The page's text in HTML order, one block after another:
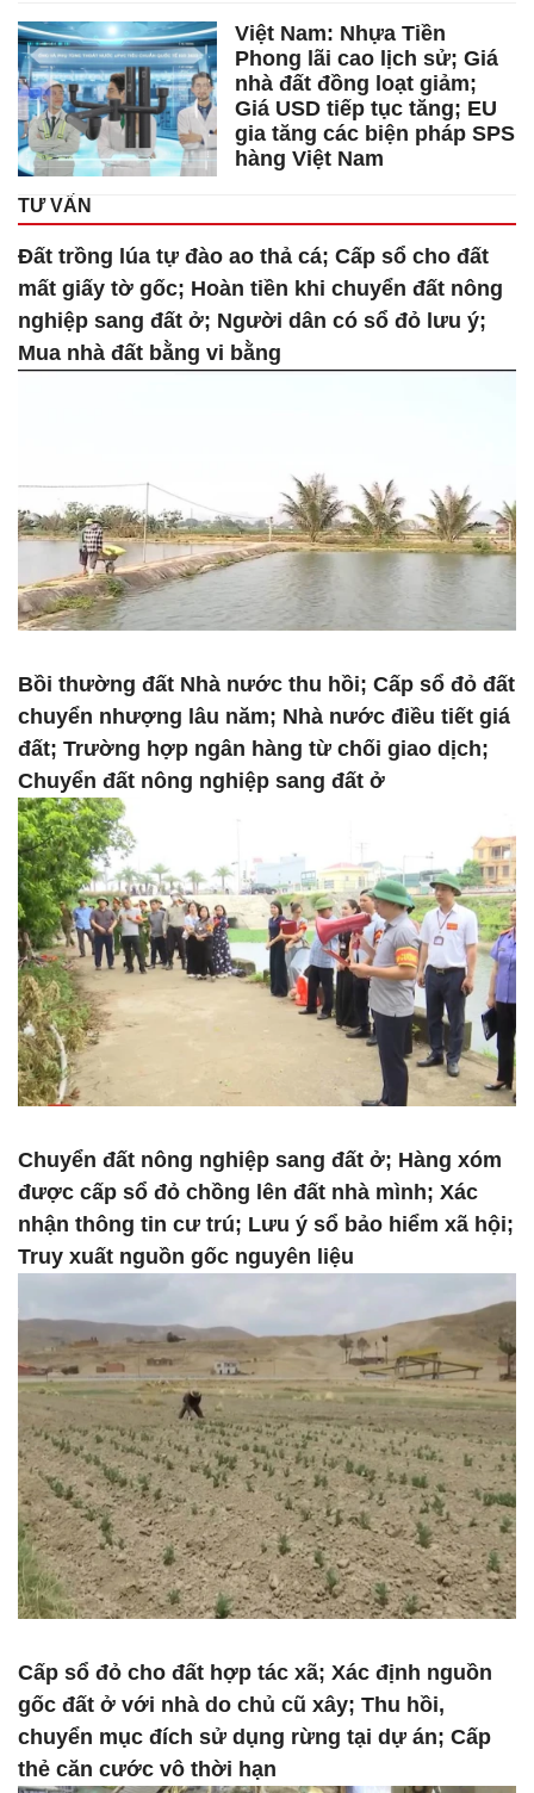
Việt Nam: Nhựa Tiền
Phong lãi cao lịch sử; Giá
nhà đất đồng loạt giảm;
Giá USD tiếp tục tăng; EU
gia tăng các biện pháp SPS
hàng Việt Nam
TƯ VẤN
Đất trồng lúa tự đào ao thả cá; Cấp sổ cho đất
mất giấy tờ gốc; Hoàn tiền khi chuyển đất nông
nghiệp sang đất ở; Người dân có sổ đỏ lưu ý;
Mua nhà đất bằng vi bằng
Bồi thường đất Nhà nước thu hồi; Cấp sổ đỏ đất
chuyển nhượng lâu năm; Nhà nước điều tiết giá
đất; Trường hợp ngân hàng từ chối giao dịch;
Chuyển đất nông nghiệp sang đất ở
Chuyển đất nông nghiệp sang đất ở; Hàng xóm
được cấp sổ đỏ chồng lên đất nhà mình; Xác
nhận thông tin cư trú; Lưu ý sổ bảo hiểm xã hội;
Truy xuất nguồn gốc nguyên liệu
Cấp sổ đỏ cho đất hợp tác xã; Xác định nguồn
gốc đất ở với nhà do chủ cũ xây; Thu hồi,
chuyển mục đích sử dụng rừng tại dự án; Cấp
thẻ căn cước vô thời hạn